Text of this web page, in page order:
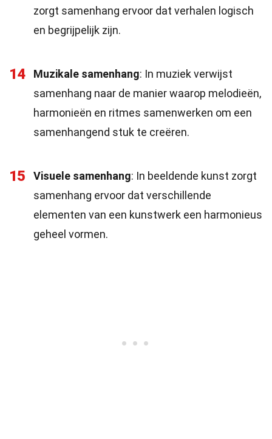
zorgt samenhang ervoor dat verhalen logisch
en begrijpelijk zijn.
14 Muzikale samenhang: In muziek verwijst
samenhang naar de manier waarop melodieën,
harmonieën en ritmes samenwerken om een
samenhangend stuk te creëren.
15 Visuele samenhang: In beeldende kunst zorgt
samenhang ervoor dat verschillende
elementen van een kunstwerk een harmonieus
geheel vormen.